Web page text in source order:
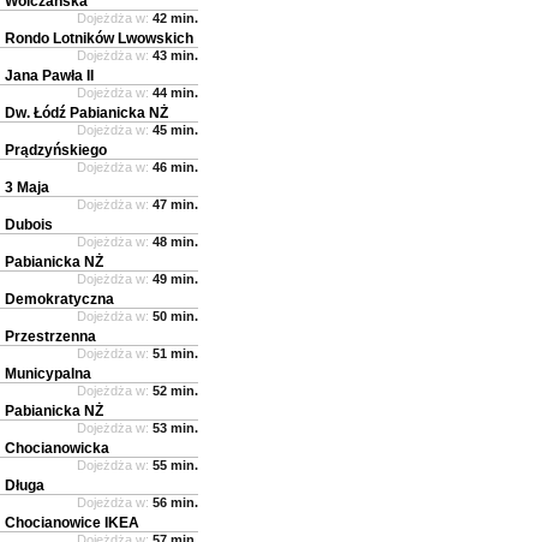
Dojeżdża w: 42 min.
Rondo Lotników Lwowskich
Dojeżdża w: 43 min.
Jana Pawła II
Dojeżdża w: 44 min.
Dw. Łódź Pabianicka NŻ
Dojeżdża w: 45 min.
Prądzyńskiego
Dojeżdża w: 46 min.
3 Maja
Dojeżdża w: 47 min.
Dubois
Dojeżdża w: 48 min.
Pabianicka NŻ
Dojeżdża w: 49 min.
Demokratyczna
Dojeżdża w: 50 min.
Przestrzenna
Dojeżdża w: 51 min.
Municypalna
Dojeżdża w: 52 min.
Pabianicka NŻ
Dojeżdża w: 53 min.
Chocianowicka
Dojeżdża w: 55 min.
Długa
Dojeżdża w: 56 min.
Chocianowice IKEA